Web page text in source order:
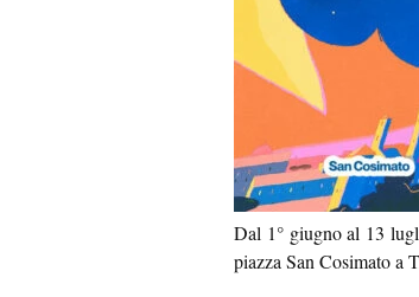
Dal 1° giugno al 13
piazza San Cosimato a